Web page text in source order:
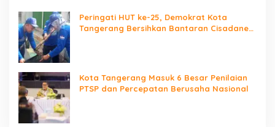
Peringati HUT ke-25, Demokrat Kota
Tangerang Bersihkan Bantaran Cisadane
Kota Tangerang Masuk 6 Besar Penilaian
PTSP dan Percepatan Berusaha Nasional